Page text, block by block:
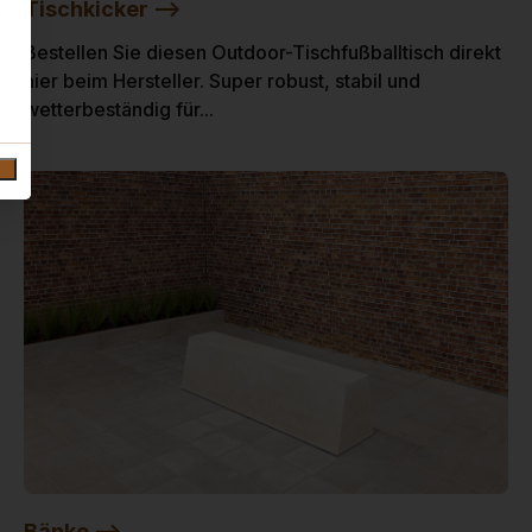
Tischkicker -->
Bestellen Sie diesen Outdoor-Tischfußballtisch direkt
hier beim Hersteller. Super robust, stabil und
wetterbeständig für...